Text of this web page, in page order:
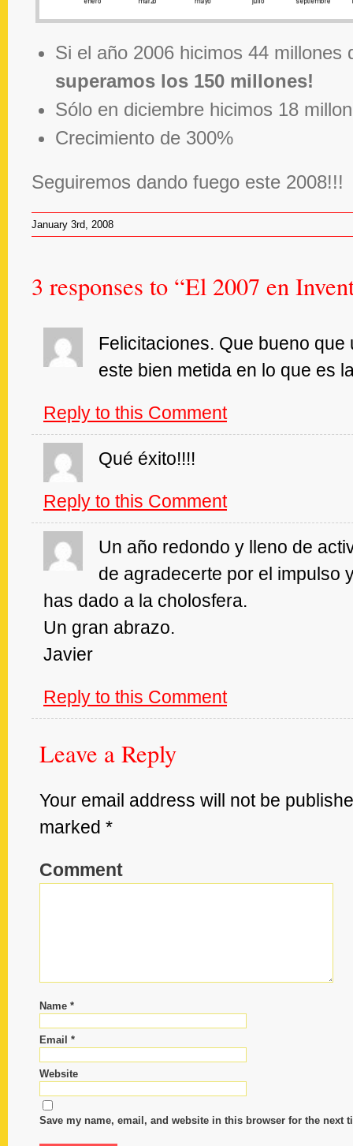
Si el año 2006 hicimos 44 millones
superamos los 150 millones!
Sólo en diciembre hicimos 18
Crecimiento de 300%
Seguiremos dando fuego este 2008!!!
January 3rd, 2008
3 responses to “El 2007 en
vanhouse
says:
January
8,
2008
am
Felicitaciones. Que bueno
este bien metida en lo que es
Reply to this Comment
Gatos
y
says:
January
10,
at
7:27
pm
Qué éxito!!!!
Reply to this Comment
Javier
Prado
says:
January
11,
2008
12:49
Un año redondo y lleno de
de agradecerte por el impulso
has dado a la cholosfera.
Un gran abrazo.
Javier
Reply to this Comment
Leave
Reply
Your
will
marked
Comment
Leave a Reply
Your email address will not be
marked *
Comment
Name *
Email *
Website
Save my name, email, and website in this browser for the next